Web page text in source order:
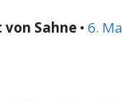
von Sahne • 6.